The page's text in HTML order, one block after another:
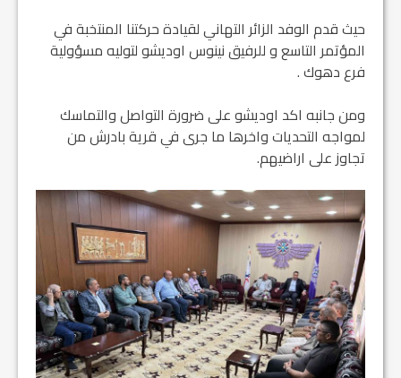
حيث قدم الوفد الزائر التهاني لقيادة حركتنا المنتخبة في
المؤتمر التاسع و للرفيق نينوس اوديشو لتوليه مسؤولية
فرع دهوك .
ومن جانبه اكد اوديشو على ضرورة التواصل والتماسك
لمواجه التحديات واخرها ما جرى في قرية بادرش من
تجاوز على اراضيهم.